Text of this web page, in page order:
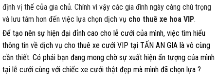
định vị thế của gia chủ. Chính vì vậy các gia đình ngày càng chú trọng
và lưu tâm hơn đến việc lựa chọn dịch vụ cho thuê xe hoa VIP.
Để tạo nên sự hiện đại đỉnh cao cho lễ cưới của mình, việc tìm hiểu
thông tin về dịch vụ cho thuê xe cưới VIP tại TẤN AN GIA là vô cùng
cần thiết. Có phải bạn đang mong chờ sự xuất hiện ấn tượng của mình
tại lễ cưới cùng với chiếc xe cưới thật đẹp mà mình đã chọn lựa ?